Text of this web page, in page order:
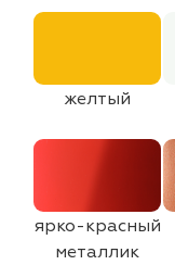
желтый
ярко-красный
металлик